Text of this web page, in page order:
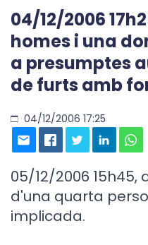
04/12/2006
homes i una
a presumptes
de furts amb
04/12/2006 17:25
05/12/2006 15h45,
d'una quarta
implicada.